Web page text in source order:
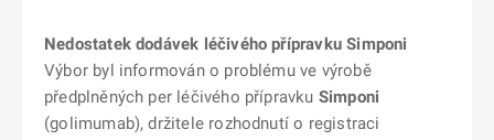
Nedostatek dodávek léčivého přípravku Simponi
Výbor byl informován o problému ve výrobě
předplněných per léčivého přípravku Simponi
(golimumab), držitele rozhodnutí o registraci